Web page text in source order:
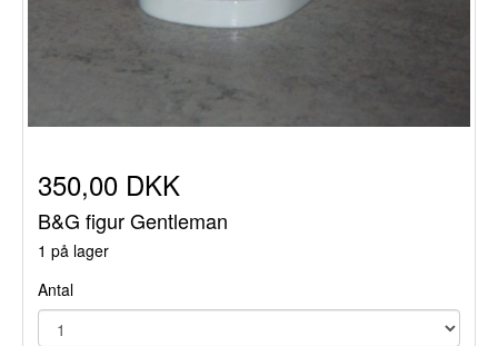
350,00 DKK
B&G figur Gentleman
1 på lager
Antal